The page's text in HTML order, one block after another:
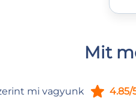
Mit
mi vagyunk 4.85/